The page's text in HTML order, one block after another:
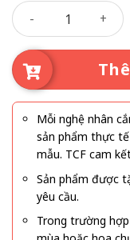
Cổng Cưới Mới Nhất
Mỗi nghệ nhân
sản phẩm thực tế
mẫu. TCF cam
Sản phẩm được
yêu cầu.
Trong trường